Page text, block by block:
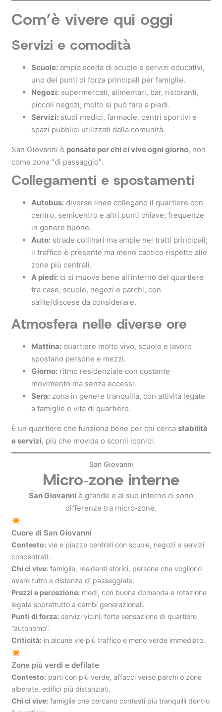
Com’è vivere qui oggi
Servizi e comodità
Scuole: ampia scelta di scuole e servizi educativi,
uno dei punti di forza principali per famiglie.
Negozi: supermercati, alimentari, bar, ristoranti,
piccoli negozi; molto si può fare a piedi.
Servizi: studi medici, farmacie, centri sportivi e
spazi pubblici utilizzati dalla comunità.
San Giovanni è pensato per chi ci vive ogni giorno, non
come zona “di passaggio”.
Collegamenti e spostamenti
Autobus: diverse linee collegano il quartiere con
centro, semicentro e altri punti chiave; frequenze
in genere buone.
Auto: strade collinari ma ampie nei tratti principali;
il traffico è presente ma meno caotico rispetto alle
zone più centrali.
A piedi: ci si muove bene all’interno del quartiere
tra case, scuole, negozi e parchi, con
salite/discese da considerare.
Atmosfera nelle diverse ore
Mattina: quartiere molto vivo, scuole e lavoro
spostano persone e mezzi.
Giorno: ritmo residenziale con costante
movimento ma senza eccessi.
Sera: zona in genere tranquilla, con attività legate
a famiglie e vita di quartiere.
È un quartiere che funziona bene per chi cerca stabilità
e servizi, più che movida o scorci iconici.
San Giovanni
Micro‑zone interne
San Giovanni è grande e al suo interno ci sono
differenze tra micro‑zone.
✴
Cuore di San Giovanni
Contesto: vie e piazze centrali con scuole, negozi e servizi
concentrati.
Chi ci vive: famiglie, residenti storici, persone che vogliono
avere tutto a distanza di passeggiata.
Prezzi e percezione: medi, con buona domanda e rotazione
legata soprattutto a cambi generazionali.
Punti di forza: servizi vicini, forte sensazione di quartiere
“autonomo”.
Criticità: in alcune vie più traffico e meno verde immediato.
✴
Zone più verdi e defilate
Contesto: parti con più verde, affacci verso parchi o zone
alberate, edifici più distanziati.
Chi ci vive: famiglie che cercano contesti più tranquilli dentro